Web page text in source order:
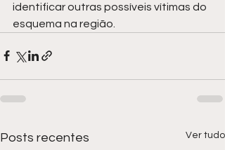
identificar outras possíveis vítimas do
esquema na região.
Posts recentes Ver tudo